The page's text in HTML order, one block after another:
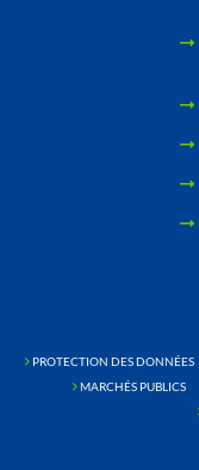
PROTECTION DES DONNÉES
MARCHÉS PUBLICS